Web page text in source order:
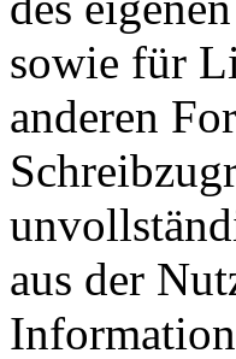
sowie für
anderen
aus der